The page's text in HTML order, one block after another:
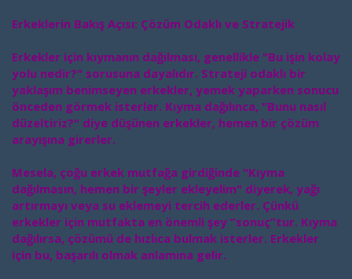
Erkeklerin Bakış Açısı: Çözüm Odaklı ve Stratejik
Erkekler için kıymanın dağılması, genellikle "Bu işin kolay
yolu nedir?" sorusuna dayalıdır. Strateji odaklı bir
yaklaşım benimseyen erkekler, yemek yaparken sonucu
önceden görmek isterler. Kıyma dağılınca, "Bunu nasıl
düzeltiriz?" diye düşünen erkekler, hemen bir çözüm
arayışına girerler.
Mesela, çoğu erkek mutfağa girdiğinde "Kıyma
dağılmasın, hemen bir şeyler ekleyelim" diyerek, yağı
artırmayı veya su eklemeyi tercih ederler. Çünkü
erkekler için mutfakta en önemli şey “sonuç”tur. Kıyma
dağılırsa, çözümü de hızlıca bulmak isterler. Erkekler
için bu, başarılı olmak anlamına gelir.